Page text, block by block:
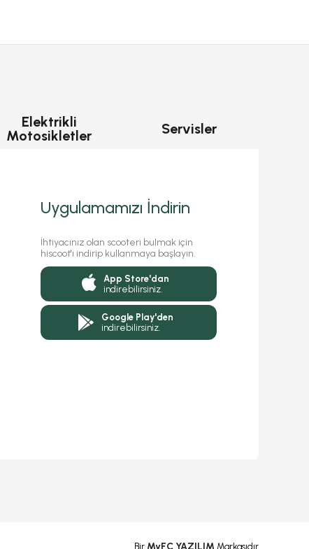
Elektrikli
Motosikletler
Servisler
Uygulamamızı İndirin
İhtiyacınız olan scooteri bulmak için
hiscoot'ı indirip kullanmaya başlayın.
App Store'dan
indirebilirsiniz.
Google Play'den
indirebilirsiniz.
Bir MyFC YAZILIM Markasıdır